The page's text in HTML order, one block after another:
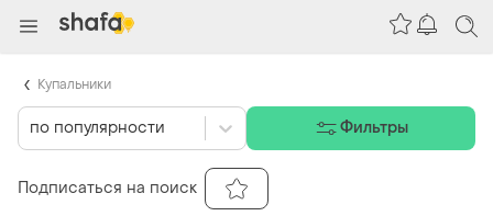
по популярности Фильтры
Подписаться на поиск
Купальники